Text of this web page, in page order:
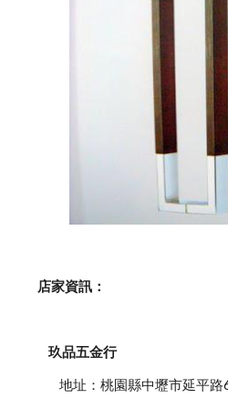
    店家資訊：
玖品五金行
地址：桃園縣中壢市延